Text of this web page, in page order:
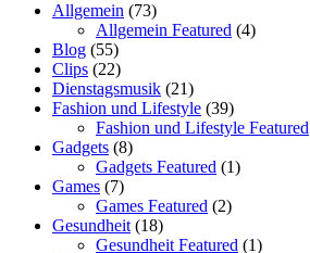
Allgemein (73)
Allgemein Featured (4)
Blog (55)
Clips (22)
Dienstagsmusik (21)
Fashion und Lifestyle (39)
Fashion und Lifestyle Featured
Gadgets (8)
Gadgets Featured (1)
Games (7)
Games Featured (2)
Gesundheit(18)
Gesundheit Featured (1)